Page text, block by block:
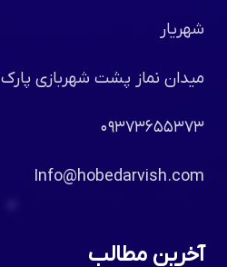
شهریار
میدان نماز پشت شهربازی پارک ۲۲بهمن
۰۹۳۷۳۶۵۵۳۷۳
Info@hobedarvish.com
آخرین مطالب